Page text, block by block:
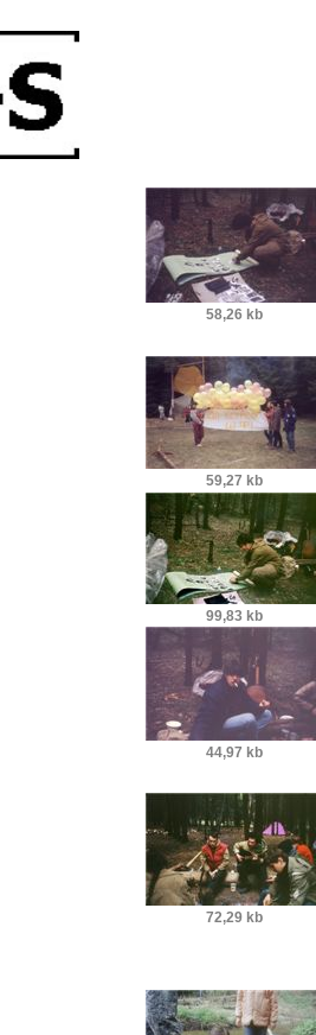
58,26 kb
59,27 kb
99,83 kb
44,97 kb
72,29 kb